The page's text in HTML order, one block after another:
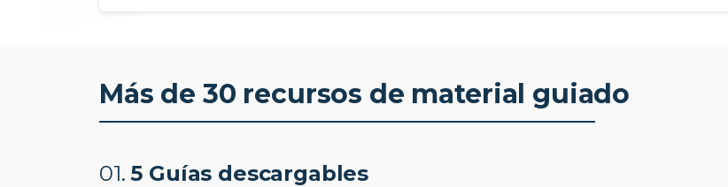
Más de 30 recursos de material guiado
01.5 Guías descargables